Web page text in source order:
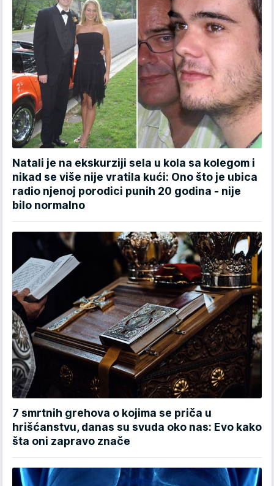
Natali je na ekskurziji sela u kola sa kolegom i
nikad se više nije vratila kući: Ono što je ubica
radio njenoj porodici punih 20 godina - nije
bilo normalno
7 smrtnih grehova o kojima se priča u
hrišćanstvu, danas su svuda oko nas: Evo kako
šta oni zapravo znače